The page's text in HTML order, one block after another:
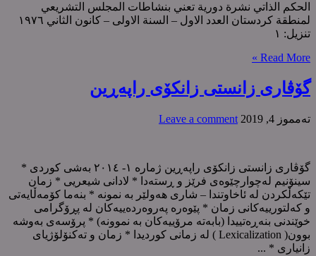
الحکم الذاتي نشرة دورية تعني بنشاطات المجلس التشريعي
لمنطقة کردستان العدد الاول – السنة الاولی – کانون الثاني ١٩٧٦
تنزیل: ١
Read More »
گۆڤاری زانستی زانكۆی راپەڕین
ته‌مموز 4, 2019 Leave a comment
گۆڤاری زانستی زانكۆی راپەڕین ژمارە ١- ٢٠١٤ بەشی کوردی *
سینۆنیم لەچوارچێوەی فرێز و ڕستەدا * لادانی شیعریی * زمان
تێكەڵكردن لە ئاخاوتندا – شاری هەولێر بە نمونه * بنەما كۆمەڵایەتی
و كەلتورییەكانی زمان * پێوەرە پەروەردەییەكان لە پڕۆگرامی
خوێندنی بنەڕەتییدا (بابەتە مرۆییەکان بە نموونە) * پرۆسەی بەوشە
بوون( Lexicalization ) لە زمانی كوردیدا * زمان و تەكنۆلۆژیای
زانیاری * ...